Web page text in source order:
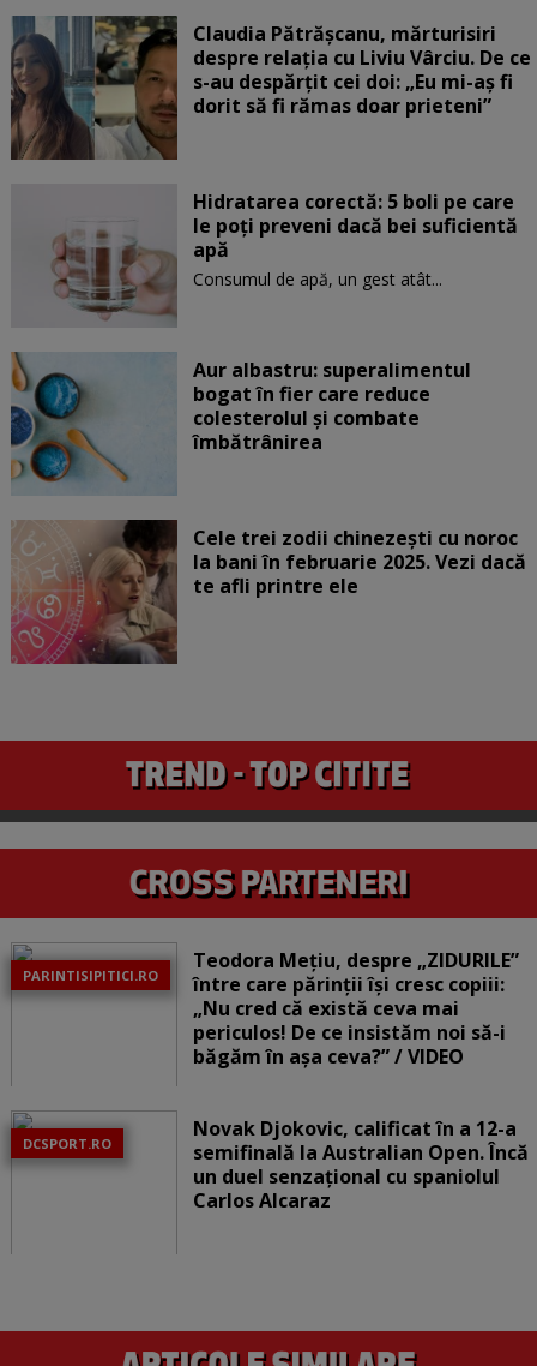
Claudia Pătrășcanu, mărturisiri
despre relația cu Liviu Vârciu. De ce
s-au despărțit cei doi: „Eu mi-aș fi
dorit să fi rămas doar prieteni”
Hidratarea corectă: 5 boli pe care
le poți preveni dacă bei suficientă
apă
Consumul de apă, un gest atât...
Aur albastru: superalimentul
bogat în fier care reduce
colesterolul și combate
îmbătrânirea
Cele trei zodii chinezești cu noroc
la bani în februarie 2025. Vezi dacă
te afli printre ele
PARINTISIPITICI.RO
Teodora Mețiu, despre „ZIDURILE”
între care părinții își cresc copiii:
„Nu cred că există ceva mai
periculos! De ce insistăm noi să-i
băgăm în așa ceva?” / VIDEO
DCSPORT.RO
Novak Djokovic, calificat în a 12-a
semifinală la Australian Open. Încă
un duel senzațional cu spaniolul
Carlos Alcaraz